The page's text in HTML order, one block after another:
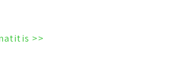
<< Mouth breathing & Atopic Dermatitis